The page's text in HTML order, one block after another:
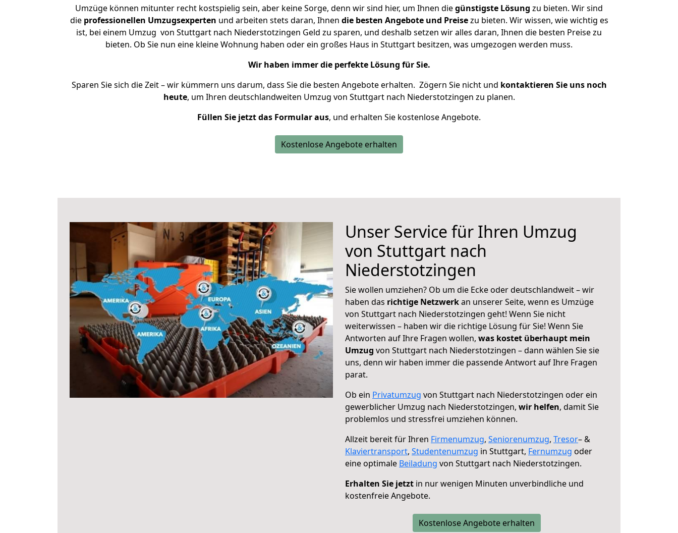
Umzüge können mitunter recht kostspielig sein, aber keine Sorge, denn wir sind hier, um Ihnen diegünstigste Lösung zu bieten. Wir sind
die professionellen Umzugsexperten und arbeiten stets daran, Ihnen die besten Angebote und Preisezu bieten. Wir wissen, wie wichtig es
ist, bei einem Umzug von Stuttgart nach Niederstotzingen Geld zu sparen, und deshalb setzen wir alles daran, Ihnen die besten Preise zu
bieten. Ob Sie nun eine kleine Wohnung haben oder ein großes Haus in Stuttgart besitzen, was umgezogen werden muss.
Wir haben immer die perfekte Lösung für Sie.
Sparen Sie sich die Zeit – wir kümmern uns darum, dass Sie die besten Angebote erhalten. Zögern Sie nicht und kontaktieren Sie uns noch
heute, um Ihren deutschlandweiten Umzug von Stuttgart nach Niederstotzingen zu planen.
Füllen Sie jetzt das Formular aus, und erhalten Sie kostenlose Angebote.
Kostenlose Angebote erhalten
Unser Service für Ihren Umzug
von Stuttgart nach
Niederstotzingen
Sie wollen umziehen? Ob um die Ecke oder deutschlandweit – wir
haben das richtige Netzwerkan unserer Seite, wenn es Umzüge
von Stuttgart nach Niederstotzingen geht! Wenn Sie nicht
weiterwissen – haben wir die richtige Lösung für Sie! Wenn Sie
Antworten auf Ihre Fragen wollen, was kostet überhaupt mein
Umzug von Stuttgart nach Niederstotzingen – dann wählen Sie sie
uns, denn wir haben immer die passende Antwort auf Ihre Fragen
parat.
Ob ein Privatumzug von Stuttgart nach Niederstotzingen oder ein
gewerblicher Umzug nach Niederstotzingen, wir helfen, damit Sie
problemlos und stressfrei umziehen können.
Allzeit bereit für Ihren Firmenumzug, Seniorenumzug, Tresor– &
Klaviertransport, Studentenumzug in Stuttgart, Fernumzug oder
eine optimale Beiladung von Stuttgart nach Niederstotzingen.
Erhalten Sie jetzt in nur wenigen Minuten unverbindliche und
kostenfreie Angebote.
Kostenlose Angebote erhalten